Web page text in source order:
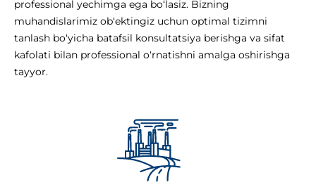
professional yechimga ega bo‘lasiz. Bizning
muhandislarimiz ob‘ektingiz uchun optimal tizimni
tanlash bo‘yicha batafsil konsultatsiya berishga va sifat
kafolati bilan professional o‘rnatishni amalga oshirishga
tayyor.